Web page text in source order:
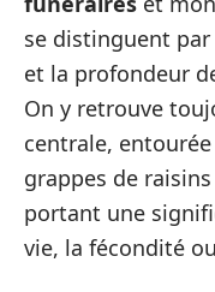
se distinguent
et la profondeur
On y retrouve
centrale,
grappes de
portant une
vie, la fécondité